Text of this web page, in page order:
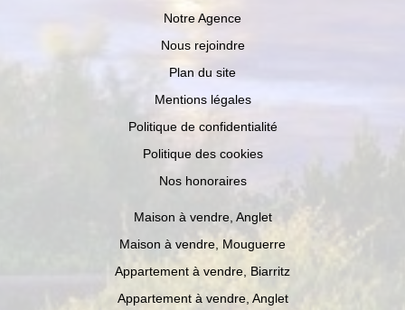
Notre Agence
Nous rejoindre
Plan du site
Mentions légales
Politique de confidentialité
Politique des cookies
Nos honoraires
Maison à vendre, Anglet
Maison à vendre, Mouguerre
Appartement à vendre, Biarritz
Appartement à vendre, Anglet